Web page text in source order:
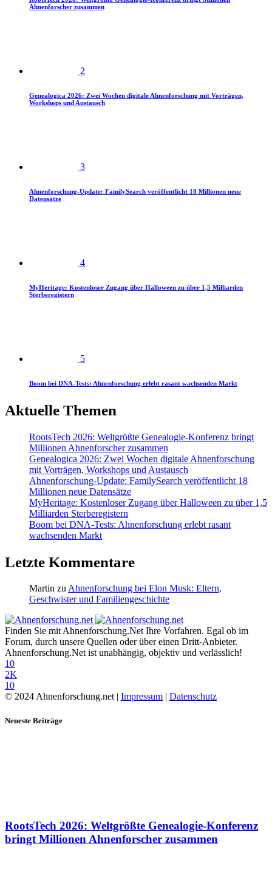
Ahnenforscher zusammen
2
Genealogica 2026: Zwei Wochen digitale Ahnenforschung mit Vorträgen,
Workshops und Austausch
3
Ahnenforschung-Update: FamilySearch veröffentlicht 18 Millionen neue
Datensätze
4
MyHeritage: Kostenloser Zugang über Halloween zu über 1,5 Milliarden
Sterberegistern
5
Boom bei DNA-Tests: Ahnenforschung erlebt rasant wachsenden Markt
Aktuelle Themen
RootsTech 2026: Weltgrößte Genealogie-Konferenz bringt
Millionen Ahnenforscher zusammen
Genealogica 2026: Zwei Wochen digitale Ahnenforschung
mit Vorträgen, Workshops und Austausch
Ahnenforschung-Update: FamilySearch veröffentlicht 18
Millionen neue Datensätze
MyHeritage: Kostenloser Zugang über Halloween zu über 1,5
Milliarden Sterberegistern
Boom bei DNA-Tests: Ahnenforschung erlebt rasant
wachsenden Markt
Letzte Kommentare
Martin zu Ahnenforschung bei Elon Musk: Eltern,
Geschwister und Familiengeschichte
Finden Sie mit Ahnenforschung.Net Ihre Vorfahren. Egal ob im
Forum, durch unsere Quellen oder über einen Dritt-Anbieter.
Ahnenforschung.Net ist unabhängig, objektiv und verlässlich!
10
2K
10
© 2024 Ahnenforschung.net | Impressum | Datenschutz
Neueste Beiträge
RootsTech 2026: Weltgrößte Genealogie-Konferenz
bringt Millionen Ahnenforscher zusammen